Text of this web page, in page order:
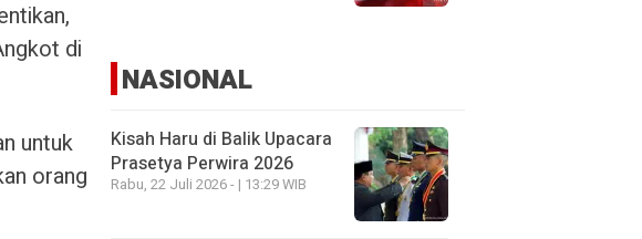
di
untuk
orang
NASIONAL
Kisah Haru di Balik Upacara
Prasetya Perwira 2026
Rabu, 22 Juli 2026 - | 13:29 WIB